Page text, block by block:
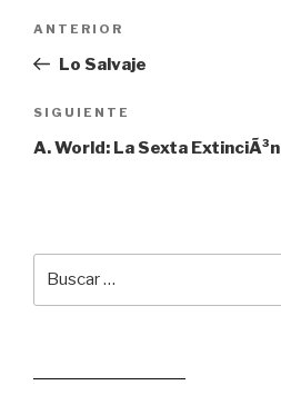
entradas
Entrada
anterior:
ANTERIOR
Lo Salvaje
Siguiente
entrada
SIGUIENTE
A. World: La Sexta ExtinciÃ³n